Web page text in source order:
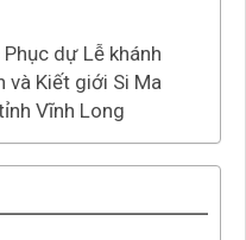
dự Lễ khánh
và Kiết giới Si Ma
Vĩnh Long